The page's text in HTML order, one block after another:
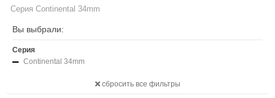
Серия Continental 34mm
Вы выбрали:
Серия
Continental 34mm
сбросить все фильтры